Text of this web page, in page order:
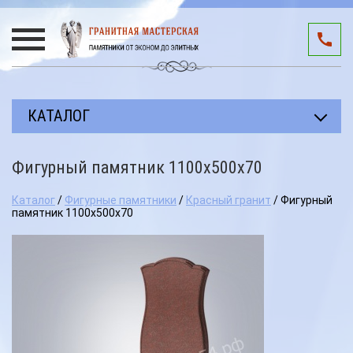
КАТАЛОГ
Авторские работы
Благоустройство мест захоронения
Мемориальные комплексы
Эксклюзивные памятники
Фигурный памятник 1100х500х70
Каталог/ Фигурные памятники / Красный гранит / Фигурный
памятник 1100х500х70